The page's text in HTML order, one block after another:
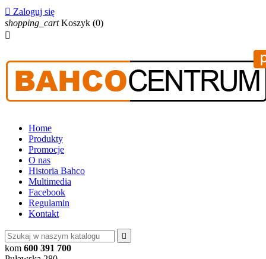
 Zaloguj się
shopping_cart Koszyk (0)

Home
Produkty
Promocje
O nas
Historia Bahco
Multimedia
Facebook
Regulamin
Kontakt

kom 600 391 700